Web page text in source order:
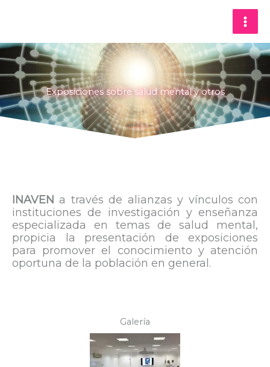
Exposiciones sobre salud mental y otros
INAVEN a través de alianzas y vínculos con
instituciones de investigación y enseñanza
especializada en temas de salud mental,
propicia la presentación de exposiciones
para promover el conocimiento y atención
oportuna de la población en general.
Galería